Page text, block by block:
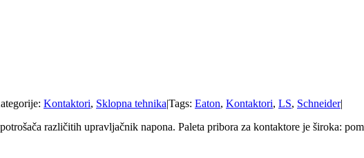
Kontaktori, Sklopna tehnika|Tags: Eaton, Kontaktori, LS, Schneider|
različitih upravljačnik napona. Paleta pribora za kontaktore je široka: